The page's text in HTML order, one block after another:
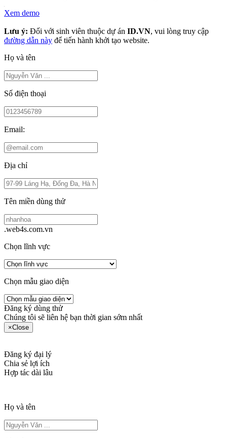
Xem demo
Lưu ý: Đối với sinh viên thuộc dự án ID.VN, vui lòng truy cập
đường dẫn này để tiến hành khởi tạo website.
Họ và tên
Số điện thoại
Email:
Địa chỉ
Tên miền dùng thử
.web4s.com.vn
Chọn lĩnh vực
Chọn mẫu giao diện
Đăng ký dùng thử
Chúng tôi sẽ liên hệ bạn thời gian sớm nhất
×Close
Đăng ký đại lý
Chia sẻ lợi ích
Hợp tác dài lâu
Họ và tên